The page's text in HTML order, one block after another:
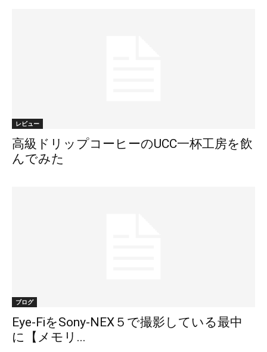
レビュー
高級ドリップコーヒーのUCC一杯工房を飲
んでみた
ブログ
Eye-FiをSony-NEX５で撮影している最中
に【メモリ...